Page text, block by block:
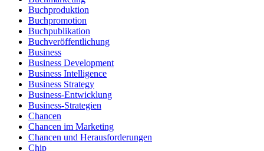
Buchproduktion
Buchpromotion
Buchpublikation
Buchveröffentlichung
Business
Business Development
Business Intelligence
Business Strategy
Business-Entwicklung
Business-Strategien
Chancen
Chancen im Marketing
Chancen und Herausforderungen
Chip